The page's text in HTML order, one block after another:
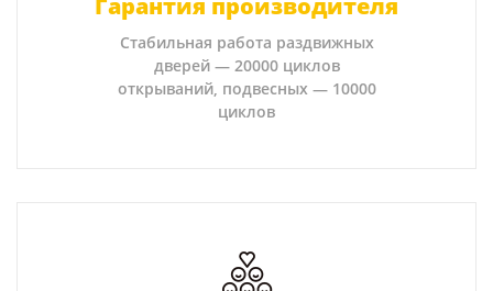
Гарантия производителя
Стабильная работа раздвижных
дверей — 20000 циклов
открываний, подвесных — 10000
циклов